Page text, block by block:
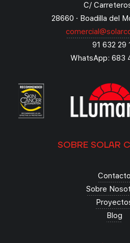
C/
28660 · Boadilla del
91 632 29
WhatsApp: 683
SOBRE SOLAR
Contacto
Sobre
Blog